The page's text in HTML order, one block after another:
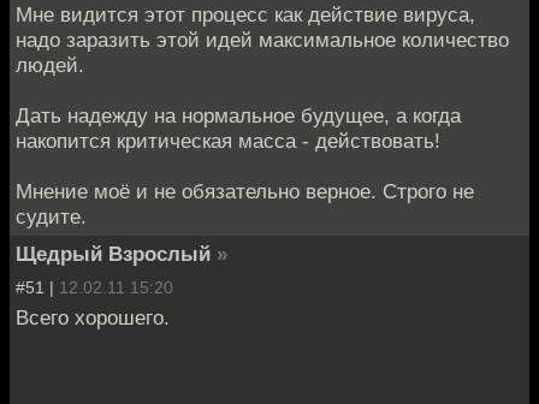
Мне видится этот процесс как действие вируса,
надо заразить этой идей максимальное количество
людей.
Дать надежду на нормальное будущее, а когда
накопится критическая масса - действовать!
Мнение моё и не обязательно верное. Строго не
судите.
Щедрый Взрослый »
#51 | 12.02.11 15:20
Всего хорошего.